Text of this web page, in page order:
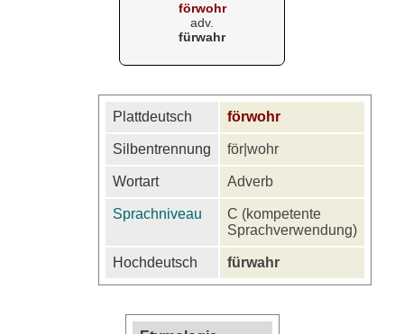
förwohr
adv.
fürwahr
Plattdeutsch förwohr
Silbentrennung för|wohr
Wortart Adverb
Sprachniveau
C (kompetente
Sprachverwendung)
Hochdeutsch fürwahr